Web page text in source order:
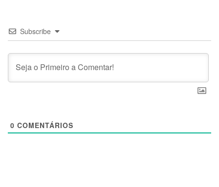
Subscribe
0 COMENTÁRIOS